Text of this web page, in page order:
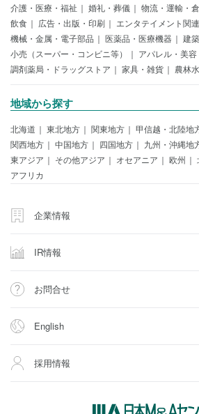
介護・医療・福祉
婚礼・葬儀 物流・運輸・
飲食
広告・出版・印刷 エンタテイメント関連
機械・金属・電子部品
医薬品・医療機器
建
小売（スーパー・コンビニ等）
アパレル・美
調剤薬局・ドラッグストア
家具・雑貨 農林
地域から探す
北海道 東北地方 関東地方 甲信越・北陸地
関西地方
中国地方 四国地方 九州・沖縄地
東アジア
その他アジア オセアニア 欧州
アフリカ
企業情報
IR情報
お問合せ
English
採用情報